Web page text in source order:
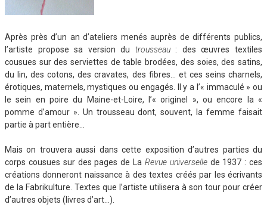
Après près d’un an d’ateliers menés auprès de différents publics,
l’artiste propose sa version du trousseau: des œuvres textiles
cousues sur des serviettes de table brodées, des soies, des satins,
du lin, des cotons, des cravates, des fibres… et ces seins charnels,
érotiques, maternels, mystiques ou engagés. Il y a l’« immaculé » ou
le sein en poire du Maine-et-Loire, l’« originel », ou encore la «
pomme d’amour ». Un trousseau dont, souvent, la femme faisait
partie à part entière…
Mais on trouvera aussi dans cette exposition d’autres parties du
corps cousues sur des pages de La Revue universellede 1937 : ces
créations donneront naissance à des textes créés par les écrivants
de la Fabrikulture. Textes que l’artiste utilisera à son tour pour créer
d’autres objets (livres d’art…).